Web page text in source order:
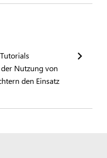
Nutzung von
den Einsatz